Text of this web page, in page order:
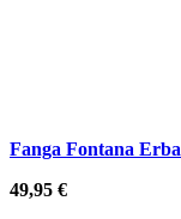
Fanga Fontana
49,95 €